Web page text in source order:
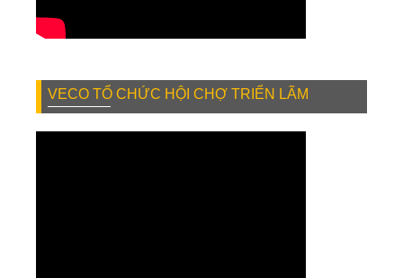
VECO TỔ CHỨC HỘI CHỢ TRIỂN LÃM